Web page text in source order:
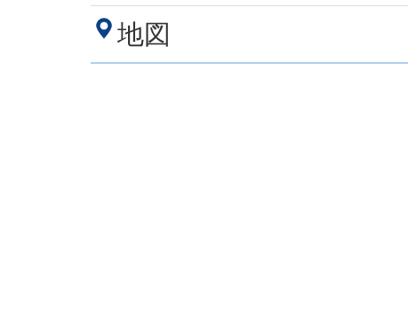
地図